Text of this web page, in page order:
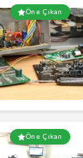
Öne Çıkan
Öne Çıkan